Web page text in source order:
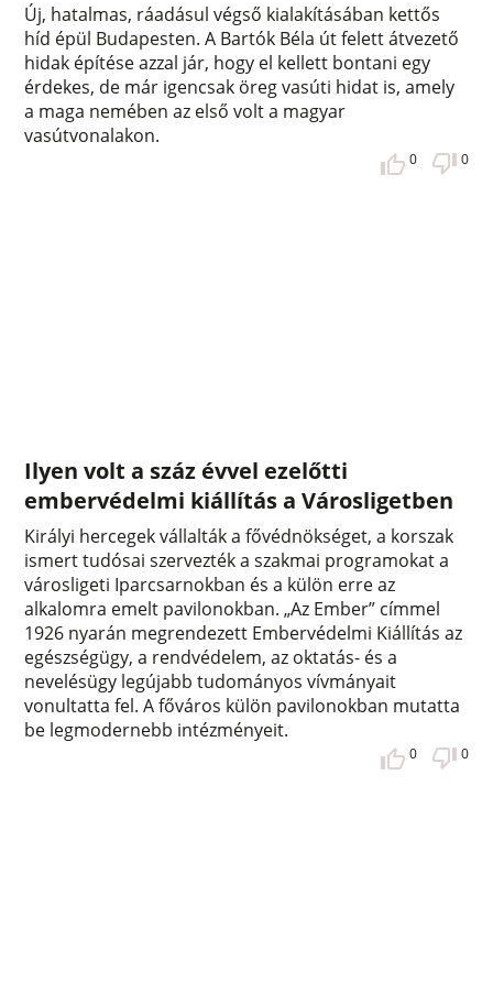
Új, hatalmas, ráadásul végső kialakításában kettős
híd épül Budapesten. A Bartók Béla út felett átvezető
hidak építése azzal jár, hogy el kellett bontani egy
érdekes, de már igencsak öreg vasúti hidat is, amely
a maga nemében az első volt a magyar
vasútvonalakon.
0 0
Ilyen volt a száz évvel ezelőtti
embervédelmi kiállítás a Városligetben
Királyi hercegek vállalták a fővédnökséget, a korszak
ismert tudósai szervezték a szakmai programokat a
városligeti Iparcsarnokban és a külön erre az
alkalomra emelt pavilonokban. „Az Ember” címmel
1926 nyarán megrendezett Embervédelmi Kiállítás az
egészségügy, a rendvédelem, az oktatás- és a
nevelésügy legújabb tudományos vívmányait
vonultatta fel. A főváros külön pavilonokban mutatta
be legmodernebb intézményeit.
0 0